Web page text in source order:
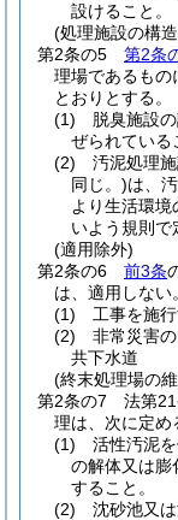
設けること。
(処理施設の構
第2条の5
第2条
理場であるもの
とおりとする。
(1)
脱臭施設
ぜられている
(2)
汚泥処理
同じ。)は、
より生活環
いよう規則で
(適用除外)
第2条の6
前3条
は、適用しない。
(1)
工事を施
(2)
非常災害
共下水道
(終末処理場の
第2条の7
法第
理は、次に定め
(1)
活性汚泥
の解体又は膨
すること。
(2)
沈砂池又